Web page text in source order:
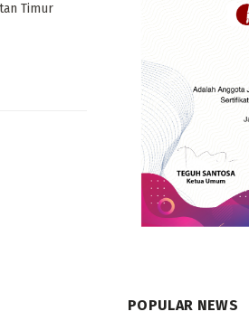
Timur
POPULAR NEWS